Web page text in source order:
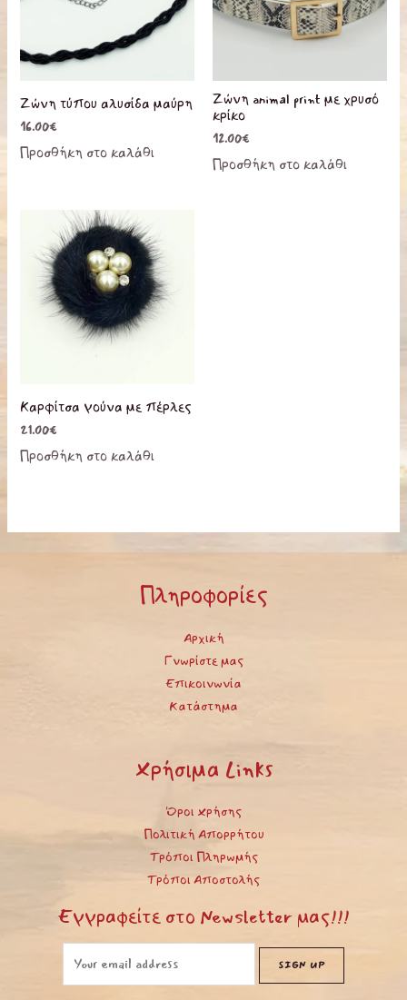
Ζώνη τύπου αλυσίδα μαύρη
16.00€
Προσθήκη στο καλάθι
Ζώνη animal print με χρυσό
κρίκο
12.00€
Προσθήκη στο καλάθι
Καρφίτσα γούνα με πέρλες
21.00€
Προσθήκη στο καλάθι
Πληροφορίες
Αρχική
Γνωρίστε μας
Επικοινωνία
Κατάστημα
Χρήσιμα Links
Όροι Χρήσης
Πολιτική Απορρήτου
Τρόποι Πληρωμής
Τρόποι Αποστολής
Εγγραφείτε στο Newsletter μας!!!